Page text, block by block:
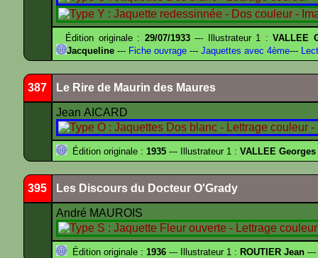
Édition originale : 29/07/1933--- Illustrateur 1 :VALLEE
Jacqueline --- Fiche ouvrage --- Jaquettes avec 4ème---
387 Le Rire de Maurin des Maures
Jean AICARD
Édition originale : 1935 --- Illustrateur 1 : VALLEE Georges
395 Les Discours du Docteur O'Grady
André MAUROIS
Édition originale : 1936 --- Illustrateur 1 : ROUTIER Jean ---